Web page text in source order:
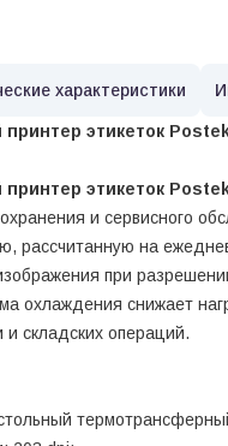
характеристики
этикеток
этикеток
и сервисного
рассчитанную на
при
охлаждения снижает
и складских операций.